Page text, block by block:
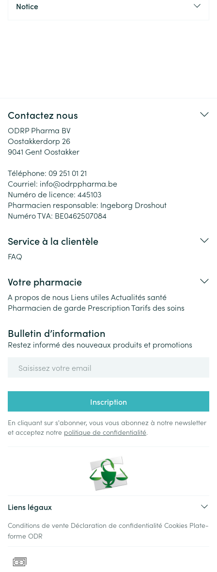
Notice
Contactez nous
ODRP Pharma BV
Oostakkerdorp 26
9041 Gent Oostakker
Téléphone: 09 251 01 21
Courriel: info@odrppharma.be
Numéro de licence: 445103
Pharmacien responsable: Ingeborg Droshout
Numéro TVA: BE0462507084
Service à la clientèle
FAQ
Votre pharmacie
A propos de nous Liens utiles Actualités santé
Pharmacien de garde PrescriptionTarifs des soins
Bulletin d’information
Restez informé des nouveaux produits et promotions
Inscription
En cliquant sur s'abonner, vous vous abonnez à notre newsletter
et acceptez notre politique de confidentialité.
Liens légaux
Conditions de vente Déclaration de confidentialité Cookies Plate-
forme ODR